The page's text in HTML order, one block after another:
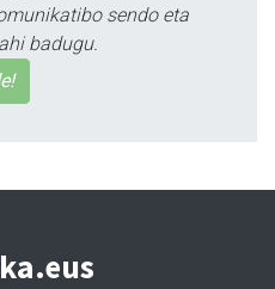
sendo eta
badugu.